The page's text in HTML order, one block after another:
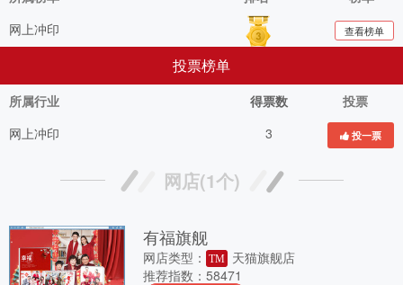
网上冲印
查看榜单
投票榜单
所属行业 得票数
投票
网上冲印
3 投一票
网店(1个)
有福旗舰
网店类型： TM
天猫旗舰店
推荐指数：58471